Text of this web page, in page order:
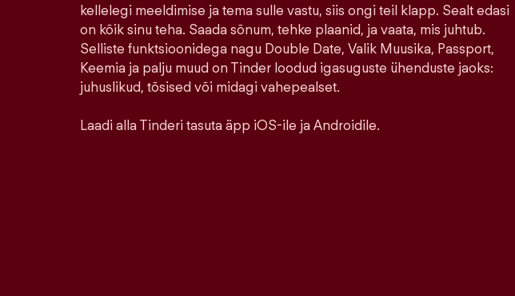
kellelegi meeldimise ja tema sulle vastu, siis ongi teil klapp. Sealt edasi
on kõik sinu teha. Saada sõnum, tehke plaanid, ja vaata, mis juhtub.
Selliste funktsioonidega nagu Double Date, Valik Muusika, Passport,
Keemia ja palju muud on Tinder loodud igasuguste ühenduste jaoks:
juhuslikud, tõsised või midagi vahepealset.
Laadi alla Tinderi tasuta äpp iOS-ile ja Androidile.